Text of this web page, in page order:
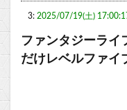
3: 2025/07/19(土)
ファンタジーライ
だけレベルファイ